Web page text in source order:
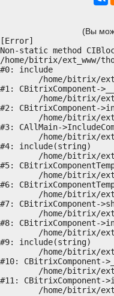
(Вы
[Error]
Non-static method
/home/bitrix/ext_www/
#0: include
#1: CBitrixComponent-
#2: CBitrixComponent-
#3: CAllMain-
#4: include(string)
#5:
#6:
#7: CBitrixComponent-
#8: CBitrixComponent-
#9: include(string)
#10: CBitrixComponent-
#11: CBitrixComponent-